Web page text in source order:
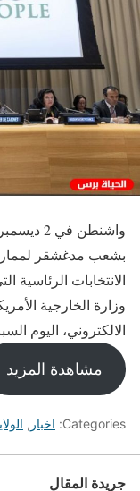
واشنطن
بشعب مدغشقر
وزارة الخارجية
الالكتروني، اليوم
مشاهدة المزيد
Categories: اخبار ,
جريدة المقال